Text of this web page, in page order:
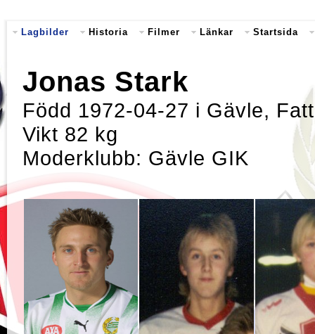
Lagbilder Historia Filmer Länkar Startsida
Jonas Stark
Född 1972-04-27 i Gävle,
Vikt 82 kg
Moderklubb: Gävle GIK